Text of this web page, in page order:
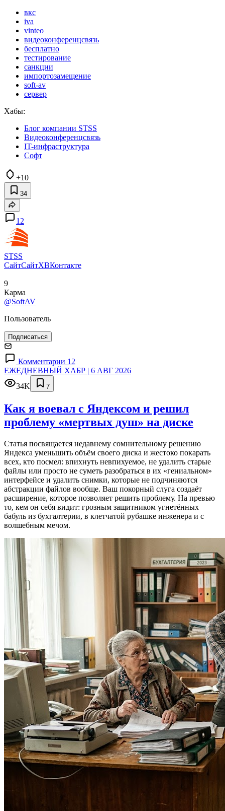
вкс
iva
vinteo
видеоконференцсвязь
бесплатно
тестирование
санкции
импортозамещение
soft-av
сервер
Хабы:
Блог компании STSS
Видеоконференцсвязь
IT-инфраструктура
Софт
+10
34
12
STSS
СайтСайтXВКонтакте
9
Карма
@SoftAV
Пользователь
Подписаться
Комментарии 12
ЕЖЕДНЕВНЫЙ ХАБР | 6 АВГ 2026
34K
7
Как я воевал с Яндексом и решил
проблему «мертвых душ» на диске
Статья посвящается недавнему сомнительному решению
Яндекса уменьшить объём своего диска и жестоко покарать
всех, кто посмел: впихнуть невпихуемое, не удалить старые
файлы или просто не суметь разобраться в их «гениальном»
интерфейсе и удалить снимки, которые не подчиняются
абстракции файлов вообще. Ваш покорный слуга создаёт
расширение, которое позволяет решить проблему. На превью
то, кем он себя видит: грозным защитником угнетённых
бабуль из бухгалтерии, в клетчатой рубашке инженера и с
волшебным мечом.